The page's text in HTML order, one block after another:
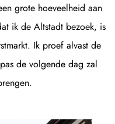
grote hoeveelheid aan
ik de Altstadt bezoek, is
Ik proef alvast de
de volgende dag zal